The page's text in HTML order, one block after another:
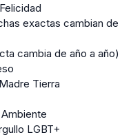
exactas cambian de
cambia de año a año)
Tierra
LGBT+